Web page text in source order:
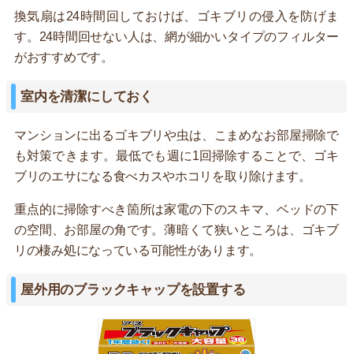
換気扇は24時間回しておけば、ゴキブリの侵入を防げま
す。24時間回せない人は、網が細かいタイプのフィルター
がおすすめです。
室内を清潔にしておく
マンションに出るゴキブリや虫は、こまめなお部屋掃除で
も対策できます。最低でも週に1回掃除することで、ゴキ
ブリのエサになる食べカスやホコリを取り除けます。
重点的に掃除すべき箇所は家電の下のスキマ、ベッドの下
の空間、お部屋の角です。薄暗くて狭いところは、ゴキブ
リの棲み処になっている可能性があります。
屋外用のブラックキャップを設置する